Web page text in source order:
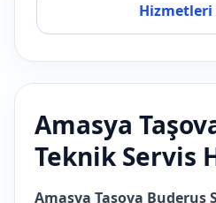
Hizmetleri
Amasya
Teknik Servis
Amasya Taşova Buderus